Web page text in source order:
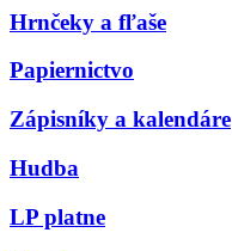
Hrnčeky a fľaše
Papiernictvo
Zápisníky a kalendáre
Hudba
LP platne